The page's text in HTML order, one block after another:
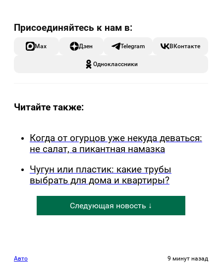
Max Дзен Telegram ВКонтакте
Одноклассники
Читайте также:
Когда от огурцов уже некуда деваться:
не салат, а пикантная намазка
Чугун или пластик: какие трубы
выбрать для дома и квартиры?
Следующая новость ↓
Авто 9 минут назад